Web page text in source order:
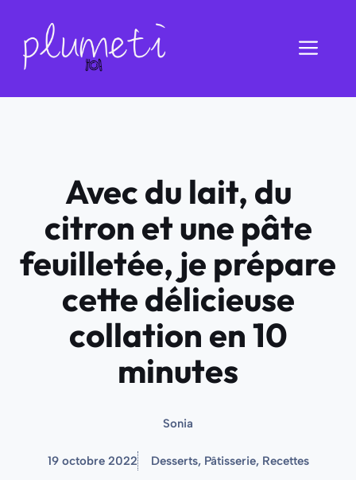
contenu
Avec du lait, du
citron et une pâte
feuilletée, je prépare
cette délicieuse
collation en 10
minutes
Sonia
19 octobre 2022 Desserts, Pâtisserie, Recettes